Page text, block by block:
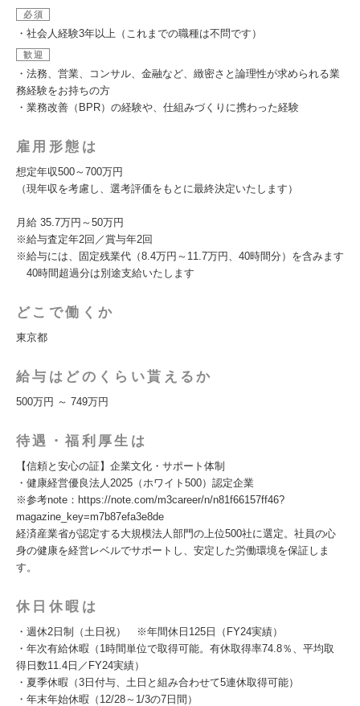
必須
・社会人経験3年以上（これまでの職種は不問です）
歓迎
・法務、営業、コンサル、金融など、緻密さと論理性が求められる業
務経験をお持ちの方
・業務改善（BPR）の経験や、仕組みづくりに携わった経験
雇用形態は
想定年収500～700万円
（現年収を考慮し、選考評価をもとに最終決定いたします）
月給 35.7万円～50万円
※給与査定年2回／賞与年2回
※給与には、固定残業代（8.4万円～11.7万円、40時間分）を含みます
40時間超過分は別途支給いたします
どこで働くか
東京都
給与はどのくらい貰えるか
500万円 ～ 749万円
待遇・福利厚生は
【信頼と安心の証】企業文化・サポート体制
・健康経営優良法人2025（ホワイト500）認定企業
※参考note：https://note.com/m3career/n/n81f66157ff46?
magazine_key=m7b87efa3e8de
経済産業省が認定する大規模法人部門の上位500社に選定。社員の心
身の健康を経営レベルでサポートし、安定した労働環境を保証しま
す。
休日休暇は
・週休2日制（土日祝） ※年間休日125日（FY24実績）
・年次有給休暇（1時間単位で取得可能。有休取得率74.8％、平均取
得日数11.4日／FY24実績）
・夏季休暇（3日付与、土日と組み合わせて5連休取得可能）
・年末年始休暇（12/28～1/3の7日間）